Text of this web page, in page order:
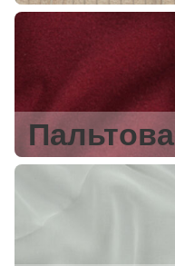
Пальтова